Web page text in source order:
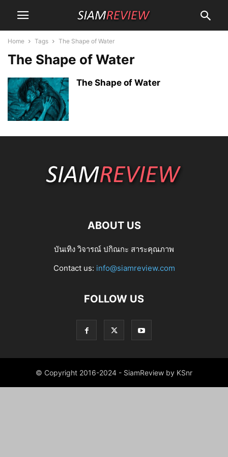
Home Tags The Shape of Water
The Shape of Water
The Shape of Water
ABOUT US
บันเทิง วิจารณ์ ปกิณกะ สาระคุณภาพ
Contact us: info@siamreview.com
FOLLOW US
© Copyright 2016-2024 - SiamReview by KSnr